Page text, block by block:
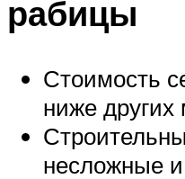
рабицы
Стоимость
ниже других
несложные